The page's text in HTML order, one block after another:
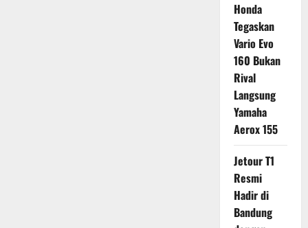
Honda
Tegaskan
Vario Evo
160 Bukan
Rival
Langsung
Yamaha
Aerox 155
Jetour T1
Resmi
Hadir di
Bandung